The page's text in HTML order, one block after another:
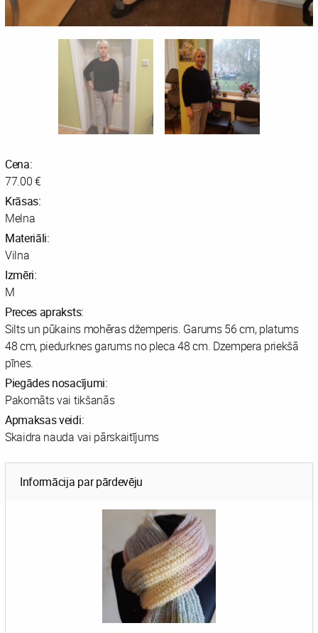
Cena:
77.00 €
Krāsas:
Melna
Materiāli:
Vilna
Izmēri:
M
Preces apraksts:
Silts un pūkains mohēras džemperis. Garums 56 cm, platums
48 cm, piedurknes garums no pleca 48 cm. Dzempera priekšā
pīnes.
Piegādes nosacījumi:
Pakomāts vai tikšanās
Apmaksas veidi:
Skaidra nauda vai pārskaitījums
Informācija par pārdevēju